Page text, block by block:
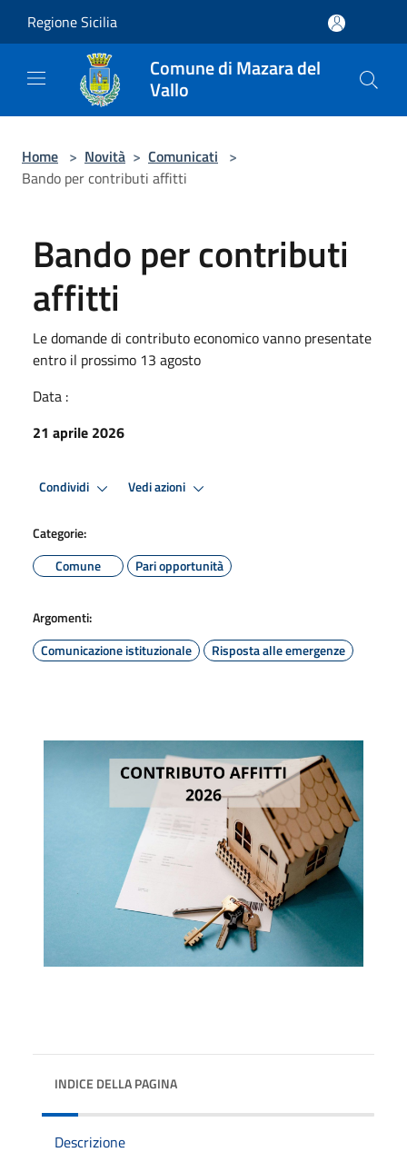
Regione Sicilia
Comune di Mazara del
Vallo
Home > Novità > Comunicati >
Bando per contributi affitti
Bando per contributi
affitti
Le domande di contributo economico vanno presentate
entro il prossimo 13 agosto
Data :
21 aprile 2026
Condividi Vedi azioni
Categorie:
Comune
Pari opportunità
Argomenti:
Comunicazione istituzionale
Risposta alle emergenze
INDICE DELLA PAGINA
Descrizione